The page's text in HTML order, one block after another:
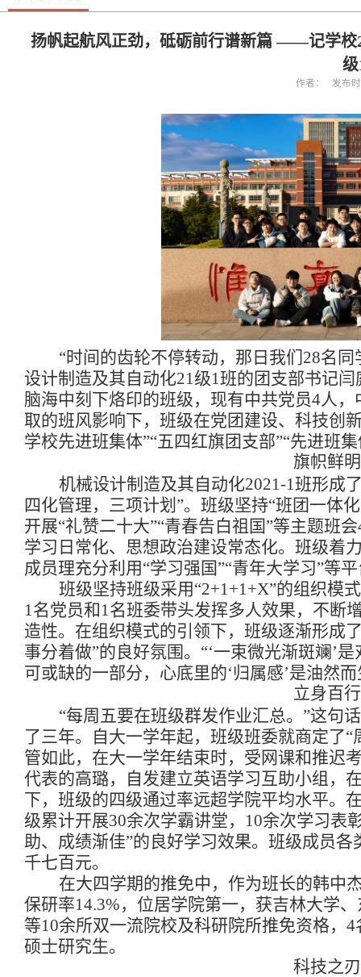
扬帆起航风正劲，砥砺前行谱新篇 ——记学校
作者： 发布
“时间的齿轮不停转动，那日我们28名同
设计制造及其自动化21级1班的团支部书记
脑海中刻下烙印的班级，现有中共党员4人，
取的班风影响下，班级在党团建设、科技创
学校先进班集体”“五四红旗团支部”“先进班
旗帜鲜
机械设计制造及其自动化2021-1班形成
四化管理，三项计划”。班级坚持“班团一体
开展“礼赞二十大”“青春告白祖国”等主题班会
学习日常化、思想政治建设常态化。班级着
成员理充分利用“学习强国”“青年大学习”等
班级坚持班级采用“2+1+1+X”的组织模
1 名党员和1 名班委带头发挥多人效果，不断
造性。在组织模式的引领下，班级逐渐形成
事分着做”的良好氛围。“‘一束微光渐斑斓’
可或缺的一部分，心底里的‘归属感’是油然
立身百
“每周五要在班级群发作业汇总。”这句
了三年。自大一学年起，班级班委就商定了
管如此，在大一学年结束时，受网课和推迟
代表的高璐，自发建立英语学习互助小组，
下，班级的四级通过率远超学院平均水平。
级累计开展30余次学霸讲堂， 10余次学习表
助、成绩渐佳”的良好学习效果。班级成员各
千七百元。
在大四学期的推免中，作为班长的韩中
保研率14.3%，位居学院第一，获吉林大学
等10余所双一流院校及科研院所推免资格， 4
硕士研究生。
科技之